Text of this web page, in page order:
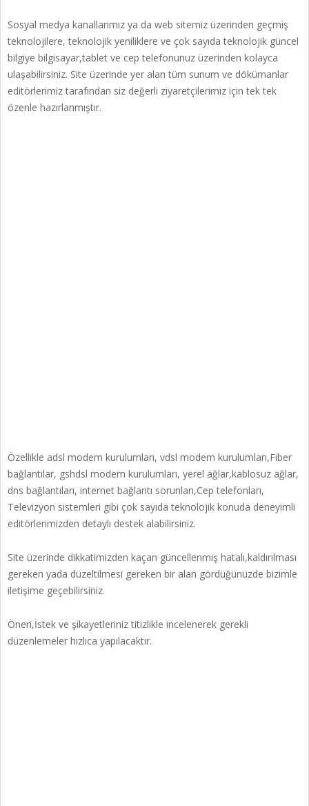
Sosyal medya kanallarımız ya da web sitemiz üzerinden geçmiş
teknolojilere, teknolojik yeniliklere ve çok sayıda teknolojik güncel
bilgiye bilgisayar,tablet ve cep telefonunuz üzerinden kolayca
ulaşabilirsiniz. Site üzerinde yer alan tüm sunum ve dökümanlar
editörlerimiz tarafından siz değerli ziyaretçilerimiz için tek tek
özenle hazırlanmıştır.
Özellikle adsl modem kurulumları, vdsl modem kurulumları,Fiber
bağlantılar, gshdsl modem kurulumları, yerel ağlar,kablosuz ağlar,
dns bağlantıları, internet bağlantı sorunları,Cep telefonları,
Televizyon sistemleri gibi çok sayıda teknolojik konuda deneyimli
editörlerimizden detaylı destek alabilirsiniz.
Site üzerinde dikkatimizden kaçan güncellenmiş hatalı,kaldırılması
gereken yada düzeltilmesi gereken bir alan gördüğünüzde bizimle
iletişime geçebilirsiniz.
Öneri,İstek ve şikayetleriniz titizlikle incelenerek gerekli
düzenlemeler hızlıca yapılacaktır.